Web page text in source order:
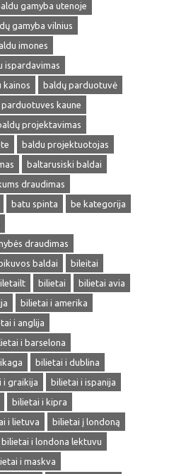
gamyba utenoje
gamyba vilnius
imones
ispardavimas
kainos
baldų parduotuvė
parduotuves kaune
projektavimas
baldu projektuotojas
baltarusiski baldai
draudimas
batu spinta
be kategorija
draudimas
bikuvos baldai
bileitai
bilietai
bilietai avia
bilietai i amerika
i anglija
i barselona
bilietai i dublina
i graikija
bilietai i ispanija
bilietai i kipra
i lietuva
bilietai į londoną
bilietai i londona lektuvu
i maskva